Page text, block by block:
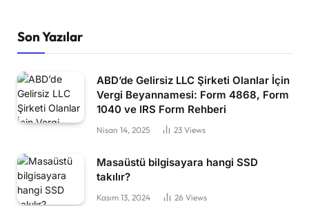
Son Yazılar
ABD’de Gelirsiz LLC Şirketi Olanlar İçin
Vergi Beyannamesi: Form 4868, Form
1040 ve IRS Form Rehberi
Nisan 14, 2025 23 Views
Masaüstü bilgisayara hangi SSD
takılır?
Kasım 13, 2024 26 Views